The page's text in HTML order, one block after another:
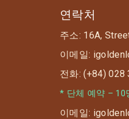
연락처
주소: 16A,
이메일:
전화: (+84)
* 단체 예약 – 10
이메일: